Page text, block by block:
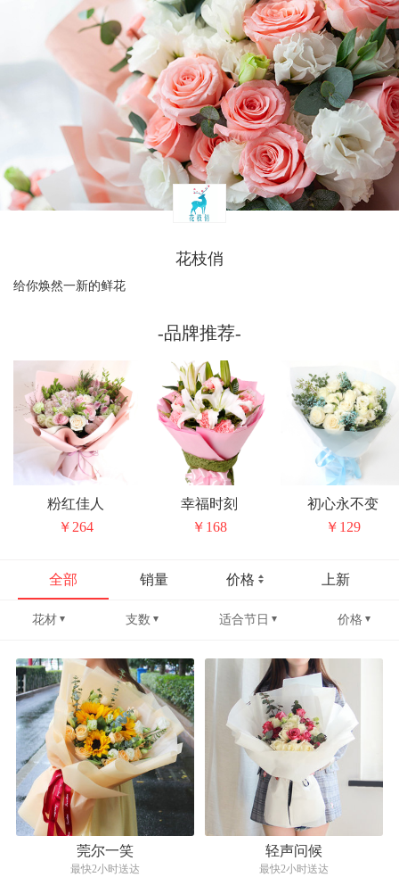
花枝俏
给你焕然一新的鲜花
-品牌推荐-
粉红佳人
￥264
幸福时刻
￥168
初心永不变
￥129
全部 销量 价格 上新
花材 支数 适合节日 价格
莞尔一笑
最快2小时送达
轻声问候
最快2小时送达